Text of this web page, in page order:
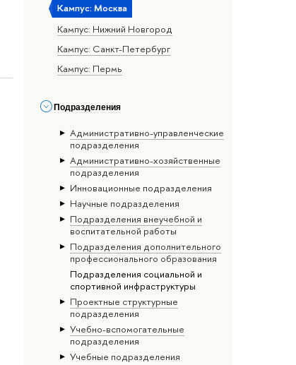
Кампус: Москва
Кампус: Нижний Новгород
Кампус: Санкт-Петербург
Кампус: Пермь
Подразделения
Административно-управленческие
подразделения
Административно-хозяйственные
подразделения
Инновационные подразделения
Научные подразделения
Подразделения внеучебной и
воспитательной работы
Подразделения дополнительного
профессионального образования
Подразделения социальной и
спортивной инфраструктуры
Проектные структурные
подразделения
Учебно-вспомогательные
подразделения
Учебные подразделения